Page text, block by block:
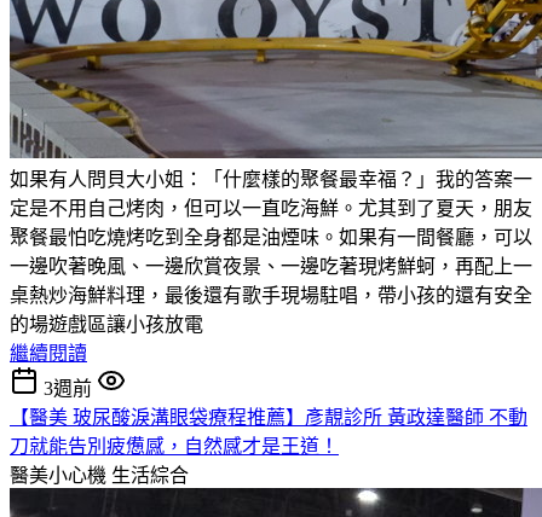
如果有人問貝大小姐：「什麼樣的聚餐最幸福？」我的答案一
定是不用自己烤肉，但可以一直吃海鮮。尤其到了夏天，朋友
聚餐最怕吃燒烤吃到全身都是油煙味。如果有一間餐廳，可以
一邊吹著晚風、一邊欣賞夜景、一邊吃著現烤鮮蚵，再配上一
桌熱炒海鮮料理，最後還有歌手現場駐唱，帶小孩的還有安全
的場遊戲區讓小孩放電
繼續閱讀
3週前
【醫美 玻尿酸淚溝眼袋療程推薦】彥靚診所 黃政達醫師 不動
刀就能告別疲憊感，自然感才是王道！
醫美小心機 生活綜合